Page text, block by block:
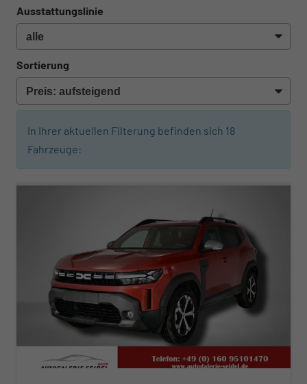
Ausstattungslinie
Sortierung
In Ihrer aktuellen Filterung befinden sich 18
Fahrzeuge:
ab 260,– € mtl.